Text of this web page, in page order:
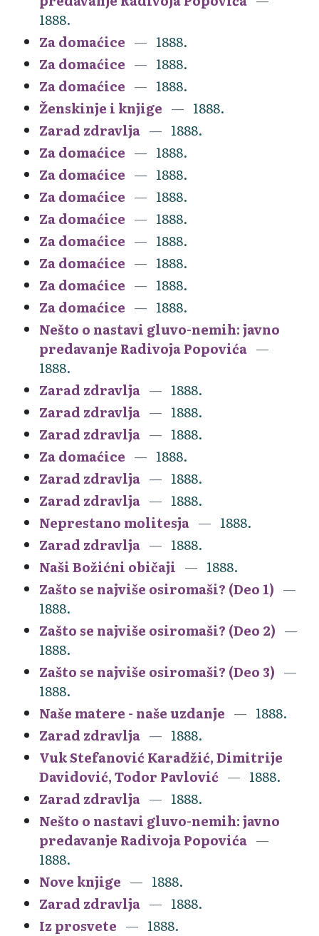
1888.
Za domaćice
1888.
Za domaćice
1888.
Za domaćice
1888.
Ženskinje i knjige
1888.
Zarad zdravlja
1888.
Za domaćice
1888.
Za domaćice
1888.
Za domaćice
1888.
Za domaćice
1888.
Za domaćice
1888.
Za domaćice
1888.
Za domaćice
1888.
Za domaćice
1888.
Nešto o nastavi gluvo-nemih: javno
predavanje Radivoja Popovića
1888.
Zarad zdravlja
1888.
Zarad zdravlja
1888.
Zarad zdravlja
1888.
Za domaćice
1888.
Zarad zdravlja
1888.
Zarad zdravlja
1888.
Neprestano molitesja
1888.
Zarad zdravlja
1888.
Naši Božićni običaji
1888.
Zašto se najviše osiromaši? (Deo 1)
1888.
Zašto se najviše osiromaši? (Deo 2)
1888.
Zašto se najviše osiromaši? (Deo 3)
1888.
Naše matere - naše uzdanje
1888.
Zarad zdravlja
1888.
Vuk Stefanović Karadžić, Dimitrije
Davidović, Todor Pavlović
1888.
Zarad zdravlja
1888.
Nešto o nastavi gluvo-nemih: javno
predavanje Radivoja Popovića
1888.
Nove knjige
1888.
Zarad zdravlja
1888.
Iz prosvete
1888.